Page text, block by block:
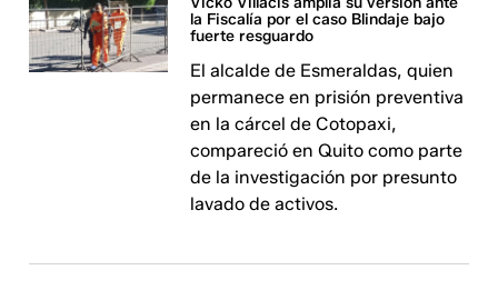
la Fiscalía por el caso Blindaje bajo
fuerte resguardo
El alcalde de Esmeraldas, quien
permanece en prisión preventiva
en la cárcel de Cotopaxi,
compareció en Quito como parte
de la investigación por presunto
lavado de activos.